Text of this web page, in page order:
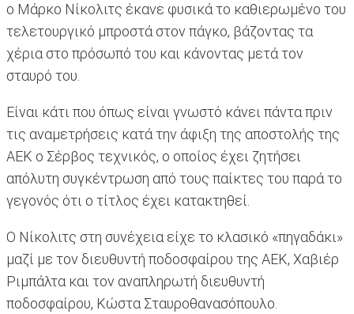
ο Μάρκο Νίκολιτς έκανε φυσικά το καθιερωμένο του
τελετουργικό μπροστά στον πάγκο, βάζοντας τα
χέρια στο πρόσωπό του και κάνοντας μετά τον
σταυρό του.
Είναι κάτι που όπως είναι γνωστό κάνει πάντα πριν
τις αναμετρήσεις κατά την άφιξη της αποστολής της
ΑΕΚ ο Σέρβος τεχνικός, ο οποίος έχει ζητήσει
απόλυτη συγκέντρωση από τους παίκτες του παρά το
γεγονός ότι ο τίτλος έχει κατακτηθεί.
Ο Νίκολιτς στη συνέχεια είχε το κλασικό «πηγαδάκι»
μαζί με τον διευθυντή ποδοσφαίρου της ΑΕΚ, Χαβιέρ
Ριμπάλτα και τον αναπληρωτή διευθυντή
ποδοσφαίρου, Κώστα Σταυροθανασόπουλο.